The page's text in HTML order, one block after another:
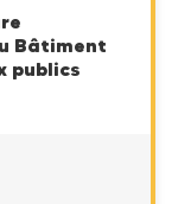
Bâtiment
publics